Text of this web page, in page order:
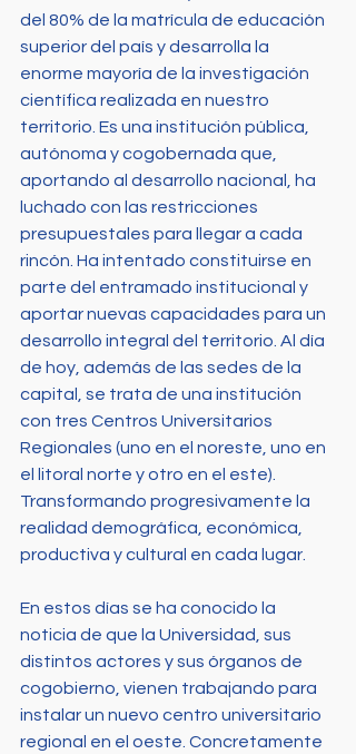
del 80% de la matrícula de educación
superior del país y desarrolla la
enorme mayoría de la investigación
científica realizada en nuestro
territorio. Es una institución pública,
autónoma y cogobernada que,
aportando al desarrollo nacional, ha
luchado con las restricciones
presupuestales para llegar a cada
rincón. Ha intentado constituirse en
parte del entramado institucional y
aportar nuevas capacidades para un
desarrollo integral del territorio. Al día
de hoy, además de las sedes de la
capital, se trata de una institución
con tres Centros Universitarios
Regionales (uno en el noreste, uno en
el litoral norte y otro en el este).
Transformando progresivamente la
realidad demográfica, económica,
productiva y cultural en cada lugar.
En estos días se ha conocido la
noticia de que la Universidad, sus
distintos actores y sus órganos de
cogobierno, vienen trabajando para
instalar un nuevo centro universitario
regional en el oeste. Concretamente